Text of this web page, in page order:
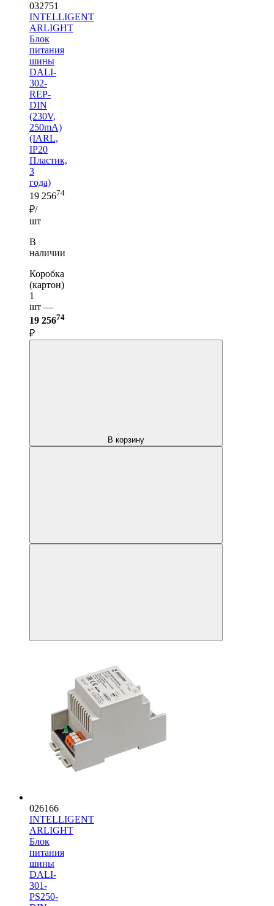
032751
INTELLIGENT
ARLIGHT
Блок
питания
шины
DALI-
302-
REP-
DIN
(230V,
250mA)
(IARL,
IP20
Пластик,
3
года)
19 25674
₽/
шт
В
наличии
Коробка
(картон)
1
шт —
19 25674
₽
В корзину
026166
INTELLIGENT
ARLIGHT
Блок
питания
шины
DALI-
301-
PS250-